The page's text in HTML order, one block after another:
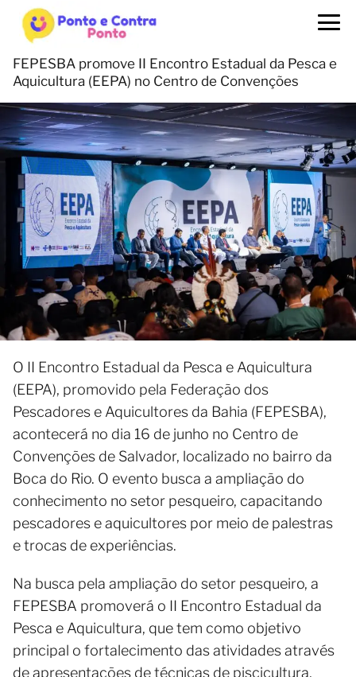
FEPESBA promove II Encontro Estadual da Pesca e
Aquicultura (EEPA) no Centro de Convenções
O II Encontro Estadual da Pesca e Aquicultura
(EEPA), promovido pela Federação dos
Pescadores e Aquicultores da Bahia (FEPESBA),
acontecerá no dia 16 de junho no Centro de
Convenções de Salvador, localizado no bairro da
Boca do Rio. O evento busca a ampliação do
conhecimento no setor pesqueiro, capacitando
pescadores e aquicultores por meio de palestras
e trocas de experiências.
Na busca pela ampliação do setor pesqueiro, a
FEPESBA promoverá o II Encontro Estadual da
Pesca e Aquicultura, que tem como objetivo
principal o fortalecimento das atividades através
de apresentações de técnicas de piscicultura,